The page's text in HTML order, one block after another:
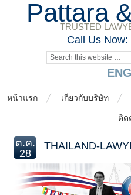
Pattara
TRUSTED
Call Us
หน้าแรก เกี่ยวกับบริษัท
ติด
ต.ค.
28
THAILAND-